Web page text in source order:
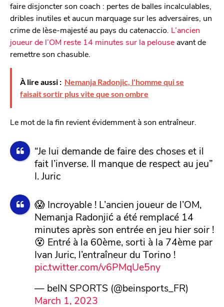
faire disjoncter son coach : pertes de balles incalculables,
dribles inutiles et aucun marquage sur les adversaires, un
crime de lèse-majesté au pays du catenaccio. L’ancien
joueur de l’OM reste 14 minutes sur la pelouse avant de
remettre son chasuble.
À lire aussi : Nemanja Radonjic, l'homme qui se
faisait sortir plus vite que son ombre
Le mot de la fin revient évidemment à son entraîneur.
“Je lui demande de faire des choses et il
fait l’inverse. Il manque de respect au jeu”
I. Juric
😱 Incroyable ! L’ancien joueur de l’OM,
Nemanja Radonjić a été remplacé 14
minutes après son entrée en jeu hier soir !
😵 Entré à la 60ème, sorti à la 74ème par
Ivan Juric, l’entraîneur du Torino !
pic.twitter.com/v6PMqUe5ny
— beIN SPORTS (@beinsports_FR)
March 1, 2023